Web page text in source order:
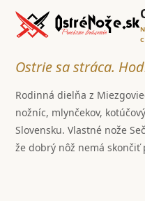
Ostrie sa stráca.
Rodinná dielňa z
nožníc, mlynčekov,
Slovensku. Vlastné nože
že dobrý nôž nemá skončiť